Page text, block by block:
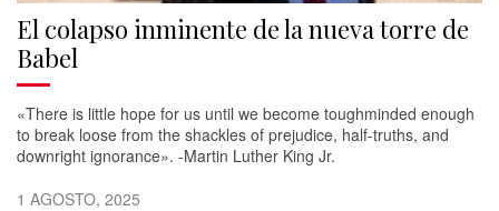
El colapso inminente de la nueva torre de
Babel
«There is little hope for us until we become toughminded enough
to break loose from the shackles of prejudice, half-truths, and
downright ignorance». -Martin Luther King Jr.
1 AGOSTO, 2025